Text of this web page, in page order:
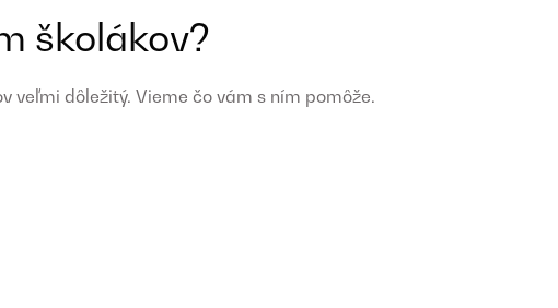
školákov?
veľmi dôležitý. Vieme čo vám s ním pomôže.